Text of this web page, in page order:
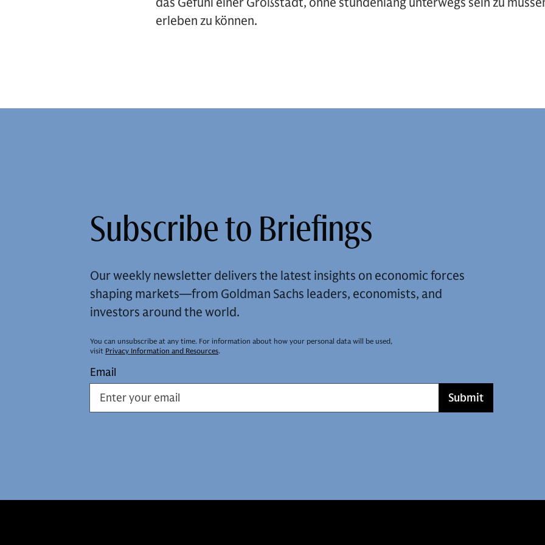
erleben zu können.
Subscribe to Briefings
Our weekly newsletter delivers the latest insights on economic forces
shaping markets—from Goldman Sachs leaders, economists, and
investors around the world.
You can unsubscribe at any time. For information about how your personal data will be used,
visit Privacy Information and Resources.
Email
Submit